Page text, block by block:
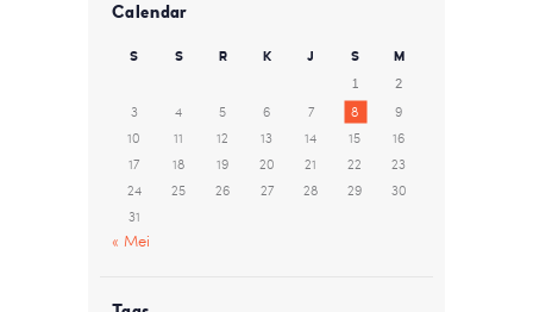
Calendar
S S R K J S
M
1
2
3 4 5 6 7 8
9
10
11 12 13 14 15
16
17
18 19 20 21 22
23
24
25 26 27 28 29
30
31
« Mei